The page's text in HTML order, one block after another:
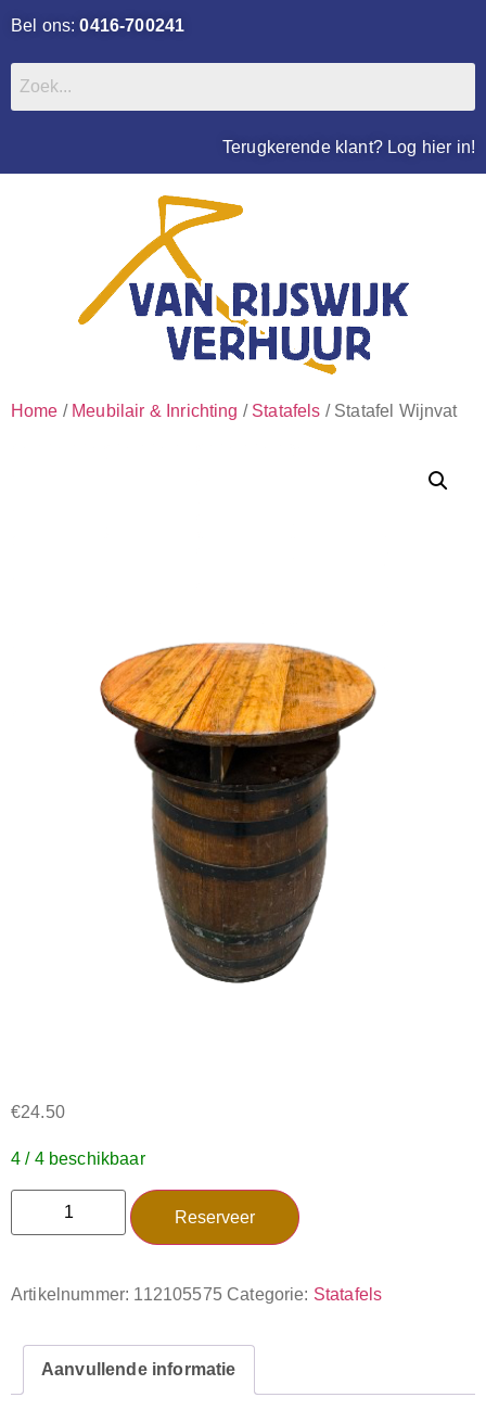
Bel ons:0416-700241
Terugkerende klant? Log hier in!
Home / Meubilair & Inrichting / Statafels / Statafel Wijnvat
€24.50
4 / 4 beschikbaar
Reserveer
Artikelnummer: 112105575 Categorie: Statafels
Aanvullende informatie